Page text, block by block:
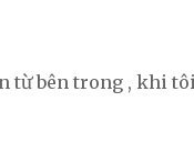
từ bên trong , khi